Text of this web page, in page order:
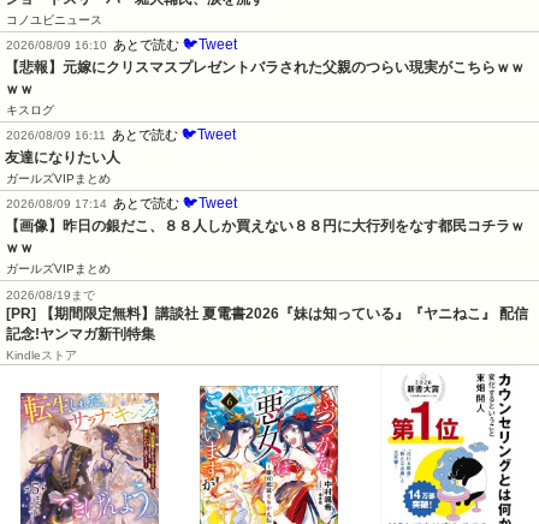
コノユビニュース
2026/08/09 16:10
あとで読む 🐦Tweet
【悲報】元嫁にクリスマスプレゼントバラされた父親のつらい現実がこちらｗｗ
ｗｗ
キスログ
2026/08/09 16:11
あとで読む 🐦Tweet
友達になりたい人
ガールズVIPまとめ
2026/08/09 17:14 あとで読む 🐦Tweet
【画像】昨日の銀だこ、８８人しか買えない８８円に大行列をなす都民コチラｗ
ｗｗ
ガールズVIPまとめ
2026/08/19まで
[PR] 【期間限定無料】講談社 夏電書2026『妹は知っている』『ヤニねこ』 配信
記念!ヤンマガ新刊特集
Kindleストア